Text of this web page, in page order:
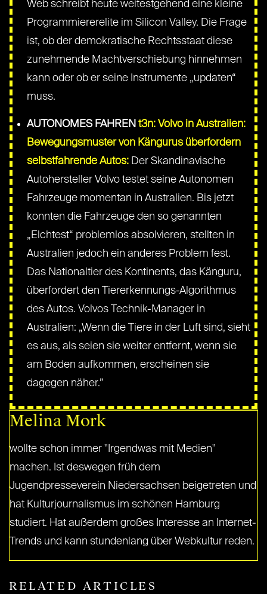
Web schreibt heute weitestgehend eine kleine
Programmiererelite im Silicon Valley. Die Frage
ist, ob der demokratische Rechtsstaat diese
zunehmende Machtverschiebung hinnehmen
kann oder ob er seine Instrumente „updaten“
muss.
AUTONOMES FAHRENt3n: Volvo in Australien:
Bewegungsmuster von Kängurus überfordern
selbstfahrende Autos: Der Skandinavische
Autohersteller Volvo testet seine Autonomen
Fahrzeuge momentan in Australien. Bis jetzt
konnten die Fahrzeuge den so genannten
„Elchtest“ problemlos absolvieren, stellten in
Australien jedoch ein anderes Problem fest.
Das Nationaltier des Kontinents, das Känguru,
überfordert den Tiererkennungs-Algorithmus
des Autos. Volvos Technik-Manager in
Australien: „Wenn die Tiere in der Luft sind, sieht
es aus, als seien sie weiter entfernt, wenn sie
am Boden aufkommen, erscheinen sie
dagegen näher.”
Melina Mork
wollte schon immer "Irgendwas mit Medien"
machen. Ist deswegen früh dem
Jugendpresseverein Niedersachsen beigetreten und
hat Kulturjournalismus im schönen Hamburg
studiert. Hat außerdem großes Interesse an Internet-
Trends und kann stundenlang über Webkultur reden.
RELATED ARTICLES